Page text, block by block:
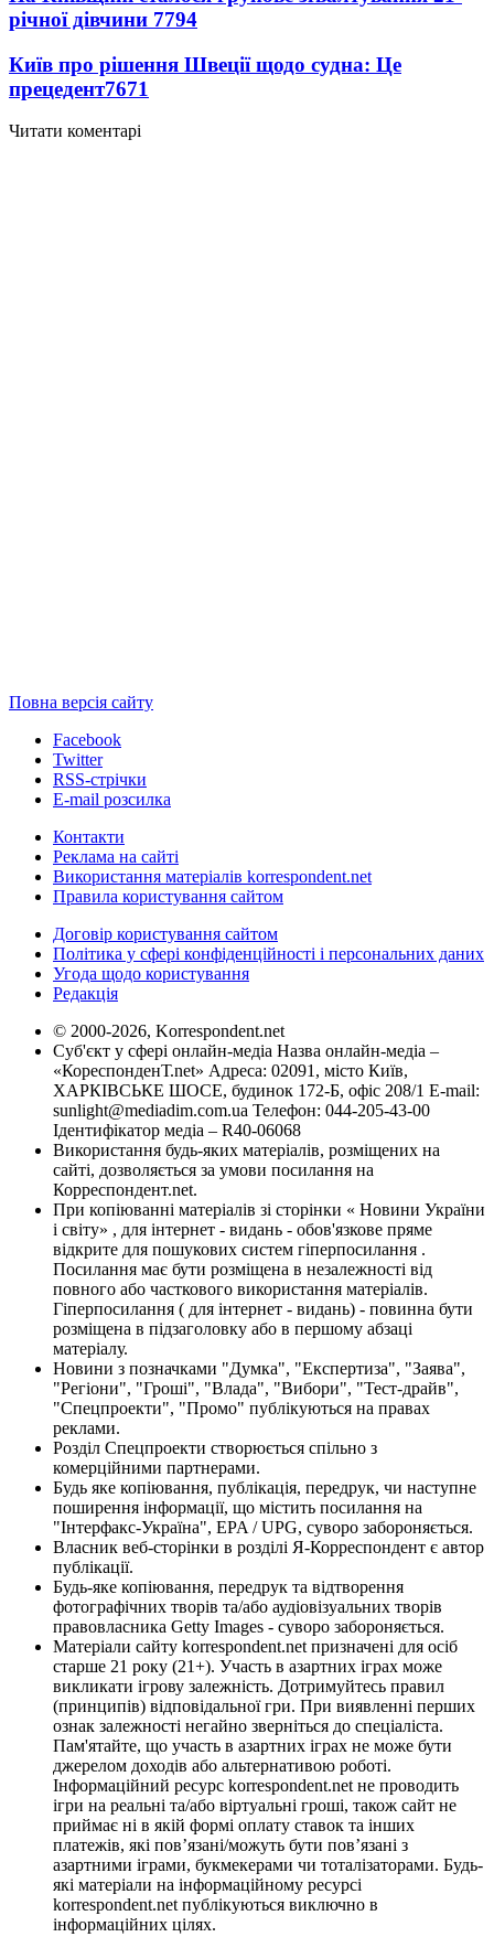
річної дівчини 7794
Київ про рішення Швеції щодо судна: Це
прецедент7671
Читати коментарі
Повна версія сайту
Facebook
Twitter
RSS-стрічки
E-mail розсилка
Контакти
Реклама на сайті
Використання матеріалів korrespondent.net
Правила користування сайтом
Договір користування сайтом
Політика у сфері конфіденційності і персональних даних
Угода щодо користування
Редакція
© 2000-2026, Korrespondent.net
Суб'єкт у сфері онлайн-медіа Назва онлайн-медіа –
«КореспонденТ.net» Адреса: 02091, місто Київ,
ХАРКІВСЬКЕ ШОСЕ, будинок 172-Б, офіс 208/1 E-mail:
sunlight@mediadim.com.ua Телефон: 044-205-43-00
Ідентифікатор медіа – R40-06068
Використання будь-яких матеріалів, розміщених на
сайті, дозволяється за умови посилання на
Корреспондент.net.
При копіюванні матеріалів зі сторінки « Новини України
і світу» , для інтернет - видань - обов'язкове пряме
відкрите для пошукових систем гіперпосилання .
Посилання має бути розміщена в незалежності від
повного або часткового використання матеріалів.
Гіперпосилання ( для інтернет - видань) - повинна бути
розміщена в підзаголовку або в першому абзаці
матеріалу.
Новини з позначками "Думка", "Експертиза", "Заява",
"Регіони", "Гроші", "Влада", "Вибори", "Тест-драйв",
"Спецпроекти", "Промо" публікуються на правах
реклами.
Розділ Спецпроекти створюється спільно з
комерційними партнерами.
Будь яке копіювання, публікація, передрук, чи наступне
поширення інформації, що містить посилання на
"Інтерфакс-Україна", EPA / UPG, суворо забороняється.
Власник веб-сторінки в розділі Я-Корреспондент є автор
публікації.
Будь-яке копіювання, передрук та відтворення
фотографічних творів та/або аудіовізуальних творів
правовласника Getty Images - суворо забороняється.
Матеріали сайту korrespondent.net призначені для осіб
старше 21 року (21+). Участь в азартних іграх може
викликати ігрову залежність. Дотримуйтесь правил
(принципів) відповідальної гри. При виявленні перших
ознак залежності негайно зверніться до спеціаліста.
Пам'ятайте, що участь в азартних іграх не може бути
джерелом доходів або альтернативою роботі.
Інформаційний ресурс korrespondent.net не проводить
ігри на реальні та/або віртуальні гроші, також сайт не
приймає ні в якій формі оплату ставок та інших
платежів, які пов’язані/можуть бути пов’язані з
азартними іграми, букмекерами чи тоталізаторами. Будь-
які матеріали на інформаційному ресурсі
korrespondent.net публікуються виключно в
інформаційних цілях.